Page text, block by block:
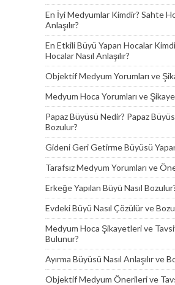
En İyi Medyumlar Kimdir? Sahte
Anlaşılır?
En Etkili Büyü Yapan Hocalar
Hocalar Nasıl Anlaşılır?
Objektif Medyum Yorumları ve
Medyum Hoca Yorumları ve
Papaz Büyüsü Nedir? Papaz
Bozulur?
Gideni Geri Getirme Büyüsü
Tarafsız Medyum Yorumları ve
Erkeğe Yapılan Büyü Nasıl
Evdeki Büyü Nasıl Çözülür ve
Medyum Hoca Şikayetleri ve
Bulunur?
Ayırma Büyüsü Nasıl Anlaşılır ve
Objektif Medyum Önerileri ve